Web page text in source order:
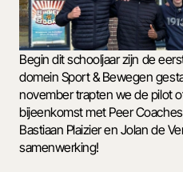
Begin dit schooljaar zijn de
domein Sport & Bewegen
november trapten we de pilot
bijeenkomst met Peer
Bastiaan Plaizier en Jolan de
samenwerking!